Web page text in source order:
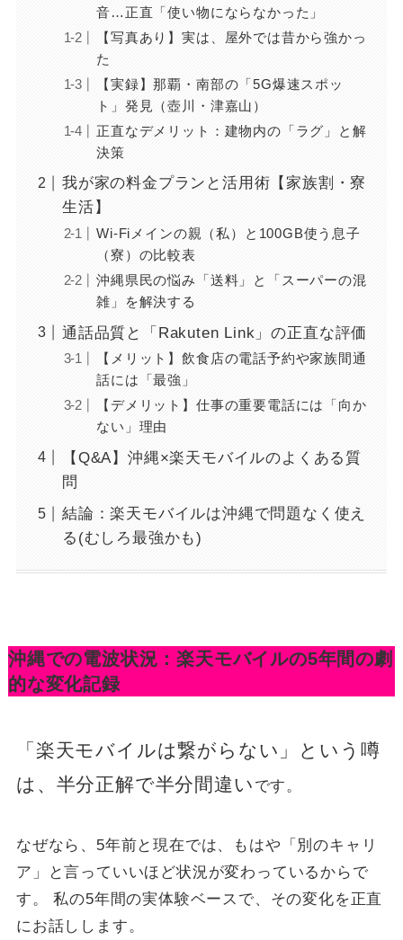
音…正直「使い物にならなかった」
【写真あり】実は、屋外では昔から強かっ
た
【実録】那覇・南部の「5G爆速スポッ
ト」発見（壺川・津嘉山）
正直なデメリット：建物内の「ラグ」と解
決策
我が家の料金プランと活用術【家族割・寮
生活】
Wi-Fiメインの親（私）と100GB使う息子
（寮）の比較表
沖縄県民の悩み「送料」と「スーパーの混
雑」を解決する
通話品質と「Rakuten Link」の正直な評価
【メリット】飲食店の電話予約や家族間通
話には「最強」
【デメリット】仕事の重要電話には「向か
ない」理由
【Q&A】沖縄×楽天モバイルのよくある質
問
結論：楽天モバイルは沖縄で問題なく使え
る(むしろ最強かも)
沖縄での電波状況：楽天モバイルの5年間の劇
的な変化記録
「楽天モバイルは繋がらない」という噂
は、半分正解で半分間違い です。
なぜなら、5年前と現在では、もはや「別のキャリ
ア」と言っていいほど状況が変わっているからで
す。 私の5年間の実体験ベースで、その変化を正直
にお話しします。